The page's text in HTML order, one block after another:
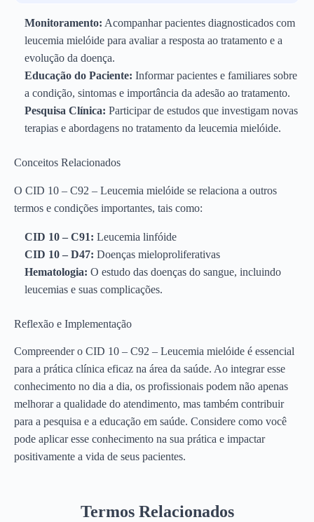
Monitoramento: Acompanhar pacientes diagnosticados com
leucemia mielóide para avaliar a resposta ao tratamento e a
evolução da doença.
Educação do Paciente: Informar pacientes e familiares sobre
a condição, sintomas e importância da adesão ao tratamento.
Pesquisa Clínica: Participar de estudos que investigam novas
terapias e abordagens no tratamento da leucemia mielóide.
Conceitos Relacionados
O CID 10 – C92 – Leucemia mielóide se relaciona a outros
termos e condições importantes, tais como:
CID 10 – C91: Leucemia linfóide
CID 10 – D47: Doenças mieloproliferativas
Hematologia: O estudo das doenças do sangue, incluindo
leucemias e suas complicações.
Reflexão e Implementação
Compreender o CID 10 – C92 – Leucemia mielóide é essencial
para a prática clínica eficaz na área da saúde. Ao integrar esse
conhecimento no dia a dia, os profissionais podem não apenas
melhorar a qualidade do atendimento, mas também contribuir
para a pesquisa e a educação em saúde. Considere como você
pode aplicar esse conhecimento na sua prática e impactar
positivamente a vida de seus pacientes.
Termos Relacionados